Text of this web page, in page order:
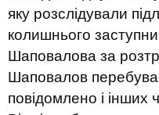
яку розслідували
колишнього
Шаповалова за
Шаповалов
повідомлено і інших